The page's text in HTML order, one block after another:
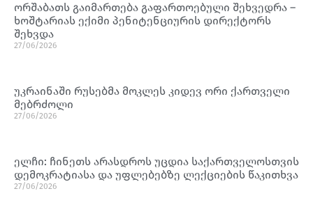
ორშაბათს გაიმართება გაფართოებული შეხვედრა –
ხოშტარიას ექიმი პენიტენციურის დირექტორს
შეხვდა
27/06/2026
უკრაინაში რუსებმა მოკლეს კიდევ ორი ქართველი
მებრძოლი
27/06/2026
ელჩი: ჩინეთს არასდროს უცდია საქართველოსთვის
დემოკრატიასა და უფლებებზე ლექციების წაკითხვა
27/06/2026